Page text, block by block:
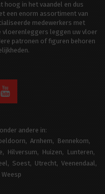
hoog in het vaandel en dus
een enorm assortiment van
medewerkers met
vloerenleggers leggen uw vloer
patronen of figuren behoren
andere in:
Arnhem
Bennekom
Hilversum Huizen
Lunteren
Soest Utrecht Veenendaal
Weesp